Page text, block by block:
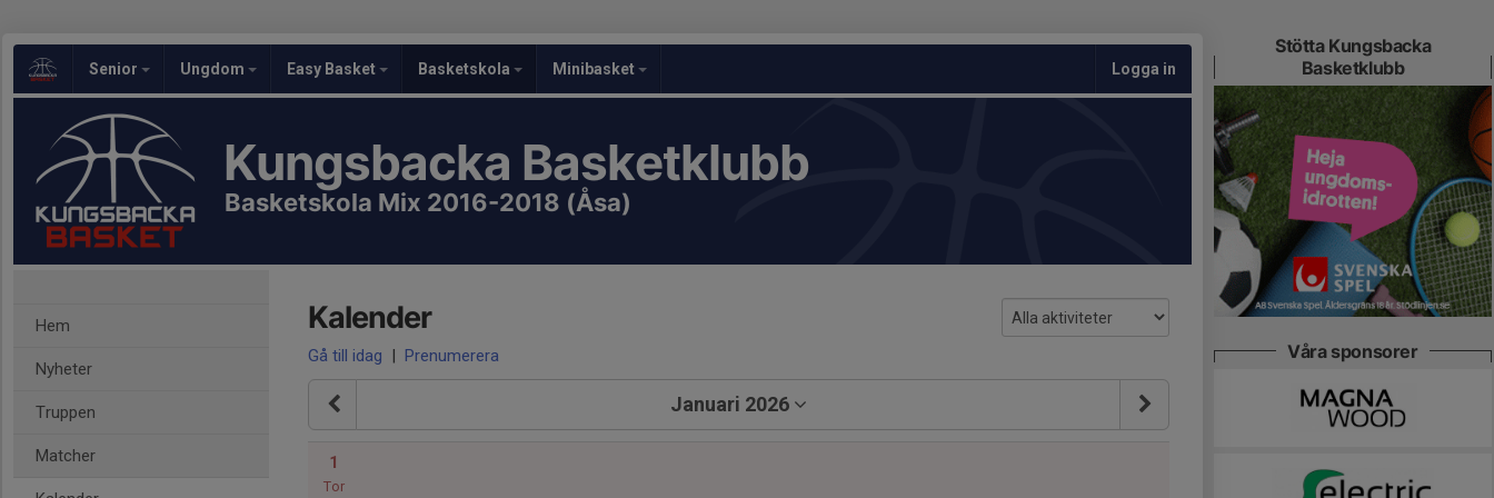
Senior Ungdom Easy Basket Basketskola Minibasket Logga in
Kungsbacka Basketklubb
Basketskola Mix 2016-2018 (Åsa)
Hem
Nyheter
Truppen
Matcher
Kalender
Gå till idag | Prenumerera
Januari 2026
1
Tor
Stötta Kungsbacka
Basketklubb
Våra sponsorer